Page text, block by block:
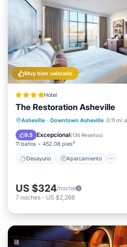
Muy bien valorado
Hotel
The Restoration Asheville
Asheville · Downtown Asheville 0.11 mi
9.5 Excepcional(136 Reseñas)
11 baños 452.08 pies²
Desayuno Aparcamiento
Desayuno
Balcón/Terraza
US $324/noche
7 noches - US $2,268